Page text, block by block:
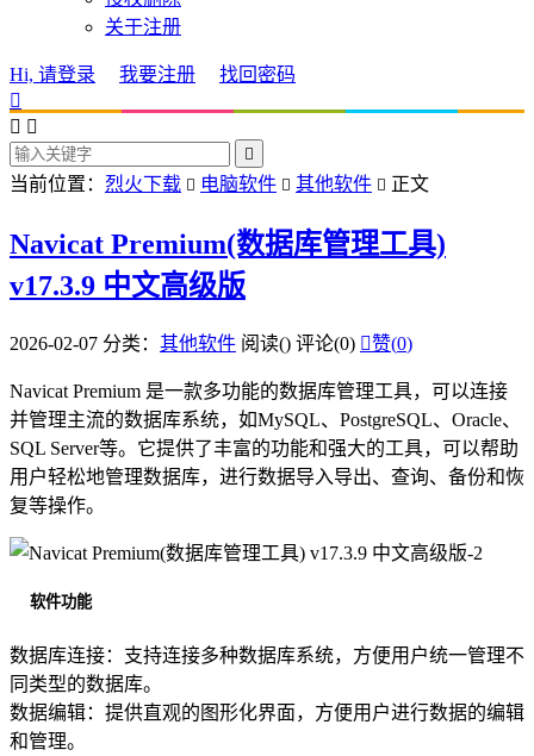
关于注册
Hi, 请登录 我要注册
找回密码

 

当前位置： 烈火下载  电脑软件  其他软件  正文
Navicat Premium(数据库管理工具)
v17.3.9 中文高级版
2026-02-07 分类： 其他软件 阅读() 评论(0) 赞(0)
Navicat Premium 是一款多功能的数据库管理工具，可以连接
并管理主流的数据库系统，如MySQL、PostgreSQL、Oracle、
SQL Server等。它提供了丰富的功能和强大的工具，可以帮助
用户轻松地管理数据库，进行数据导入导出、查询、备份和恢
复等操作。
软件功能
数据库连接：支持连接多种数据库系统，方便用户统一管理不
同类型的数据库。
数据编辑：提供直观的图形化界面，方便用户进行数据的编辑
和管理。